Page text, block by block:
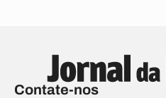
Contate-nos